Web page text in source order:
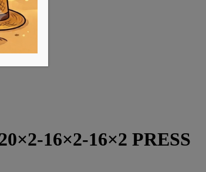
16×2-16×2 PRESS